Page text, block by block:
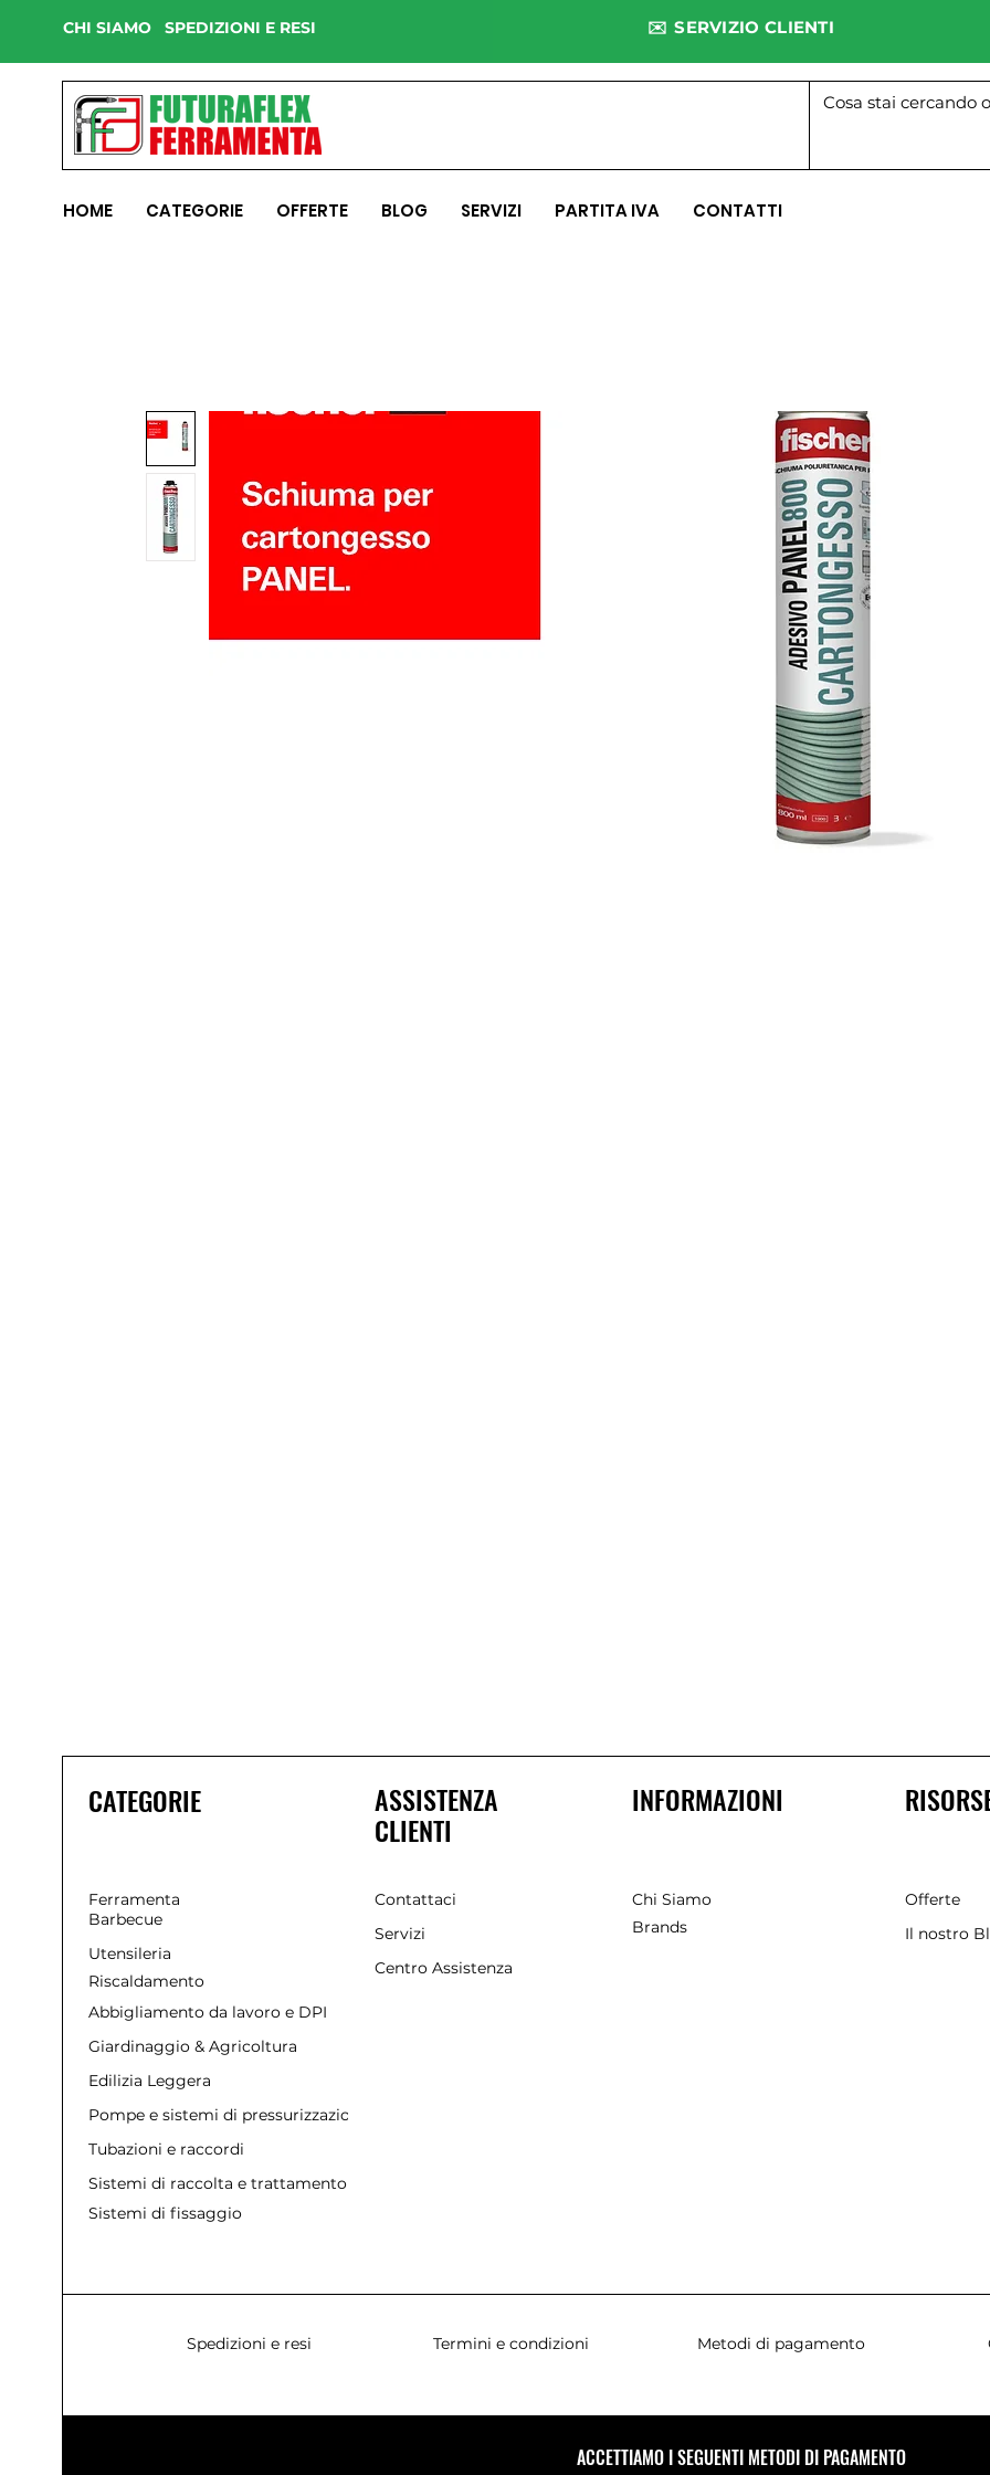
CHI SIAMO SPEDIZIONI E RESI ✉️ SERVIZIO CLIENTI
HOME CATEGORIE OFFERTE BLOG SERVIZI PARTITA IVA CONTATTI
CATEGORIE
Ferramenta
Barbecue
Utensileria
Riscaldamento
Abbigliamento da lavoro e DPI
Giardinaggio & Agricoltura
Edilizia Leggera
Pompe e sistemi di pressurizzazione
Tubazioni e raccordi
Sistemi di raccolta e trattamento acque
Sistemi di fissaggio
ASSISTENZA
CLIENTI
Contattaci
Servizi
Centro Assistenza
INFORMAZIONI
Chi Siamo
Brands
Offerte
Il nostro
Spedizioni e resi Termini e condizioni Metodi di pagamento
ACCETTIAMO I SEGUENTI METODI DI PAGAMENTO